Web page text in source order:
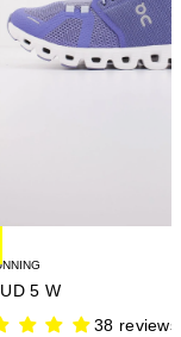
opciones
5 W
38 reviews